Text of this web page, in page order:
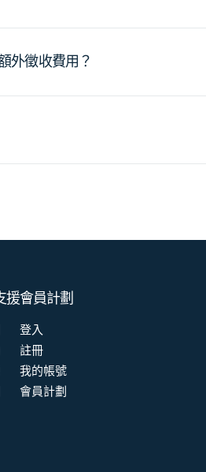
外徵收費用？
援會員計劃
登入
註冊
我的帳號
會員計劃